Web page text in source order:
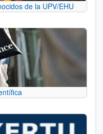
de la UPV/EHU